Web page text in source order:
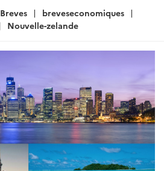
Breves
breveseconomiques
Nouvelle-zelande